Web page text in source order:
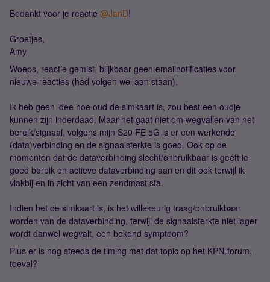
Bedankt voor je reactie ​ @JanD!
Groetjes,
Amy
Woeps, reactie gemist, blijkbaar geen emailnotificaties voor
nieuwe reacties (had volgen wel aan staan).
Ik heb geen idee hoe oud de simkaart is, zou best een oudje
kunnen zijn inderdaad. Maar het gaat niet om wegvallen van het
bereik/signaal, volgens mijn S20 FE 5G is er een werkende
(data)verbinding en de signaalsterkte is goed. Ook op de
momenten dat de dataverbinding slecht/onbruikbaar is geeft ie
goed bereik en actieve dataverbinding aan en dit ook terwijl ik
vlakbij en in zicht van een zendmast sta.
Indien het de simkaart is, is het willekeurig traag/onbruikbaar
worden van de dataverbinding, terwijl de signaalsterkte niet lager
wordt danwel wegvalt, een bekend symptoom?
Plus er is nog steeds de timing met dat topic op het KPN-forum,
toeval?